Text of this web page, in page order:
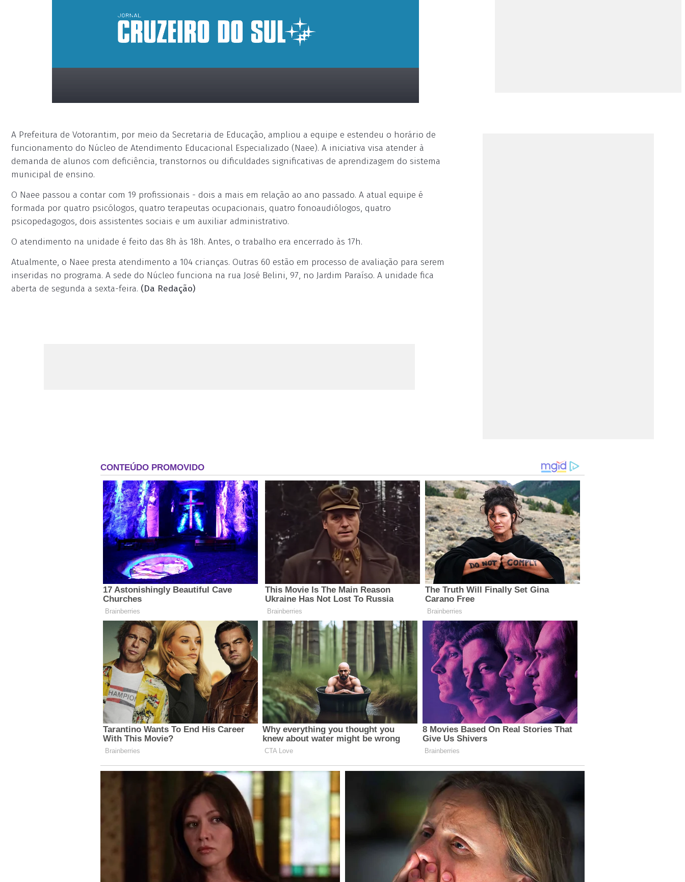
A Prefeitura de Votorantim, por meio da Secretaria de Educação, ampliou a equipe e estendeu o horário de
funcionamento do Núcleo de Atendimento Educacional Especializado (Naee). A iniciativa visa atender à
demanda de alunos com deficiência, transtornos ou dificuldades significativas de aprendizagem do sistema
municipal de ensino.
O Naee passou a contar com 19 profissionais - dois a mais em relação ao ano passado. A atual equipe é
formada por quatro psicólogos, quatro terapeutas ocupacionais, quatro fonoaudiólogos, quatro
psicopedagogos, dois assistentes sociais e um auxiliar administrativo.
O atendimento na unidade é feito das 8h às 18h. Antes, o trabalho era encerrado às 17h.
Atualmente, o Naee presta atendimento a 104 crianças. Outras 60 estão em processo de avaliação para serem
inseridas no programa. A sede do Núcleo funciona na rua José Belini, 97, no Jardim Paraíso. A unidade fica
aberta de segunda a sexta-feira. (Da Redação)